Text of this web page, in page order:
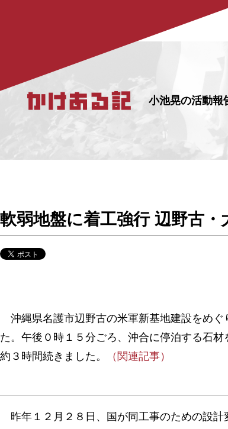
小池晃の活動報
軟弱地盤に着工強行 辺野古
沖縄県名護市辺野古の米軍新基地建設をめぐ
た。午後０時１５分ごろ、沖合に停泊する石
約３時間続きました。
（関連記事）
昨年１２月２８日、国が同工事のための設計